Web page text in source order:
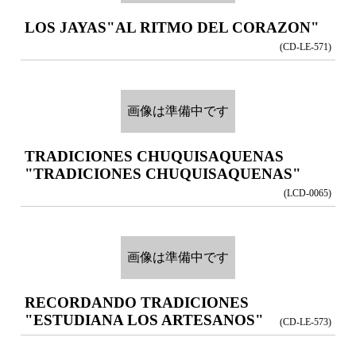
LOS JAYAS"AL RITMO DEL CORAZON"
(CD-LE-571)
画像は準備中です
TRADICIONES CHUQUISAQUENAS
"TRADICIONES CHUQUISAQUENAS"
(LCD-0065)
画像は準備中です
RECORDANDO TRADICIONES
"ESTUDIANA LOS ARTESANOS"
(CD-LE-573)